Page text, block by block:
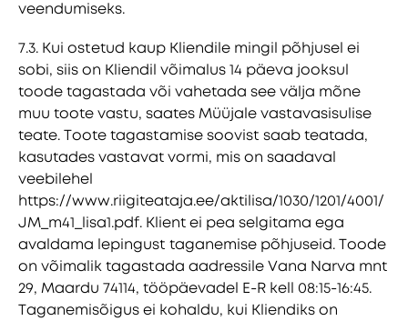
veendumiseks.
7.3. Kui ostetud kaup Kliendile mingil põhjusel ei
sobi, siis on Kliendil võimalus 14 päeva jooksul
toode tagastada või vahetada see välja mõne
muu toote vastu, saates Müüjale vastavasisulise
teate. Toote tagastamise soovist saab teatada,
kasutades vastavat vormi, mis on saadaval
veebilehel
https://www.riigiteataja.ee/aktilisa/1030/1201/4001/
JM_m41_lisa1.pdf. Klient ei pea selgitama ega
avaldama lepingust taganemise põhjuseid. Toode
on võimalik tagastada aadressile Vana Narva mnt
29, Maardu 74114, tööpäevadel E-R kell 08:15-16:45.
Taganemisõigus ei kohaldu, kui Kliendiks on